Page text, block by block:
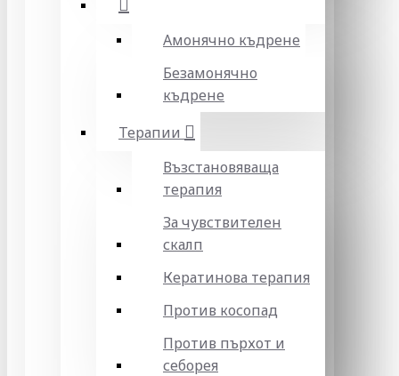
Амонячно къдрене
Безамонячно
къдрене
Терапии
Възстановяваща
терапия
За чувствителен
скалп
Кератинова терапия
Против косопад
Против пърхот и
себорея